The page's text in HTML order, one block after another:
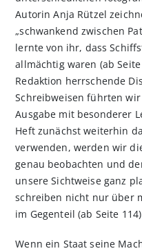
Autorin Anja Rützel
„schwankend zwischen
lernte von ihr, dass
allmächtig waren (ab
Redaktion herrschende
Schreibweisen führten
Ausgabe mit besonderer
Heft zunächst weiterhin
verwenden, werden wir
genau beobachten und
unsere Sichtweise ganz
schreiben nicht nur über
im Gegenteil (ab Seite
Wenn ein Staat seine